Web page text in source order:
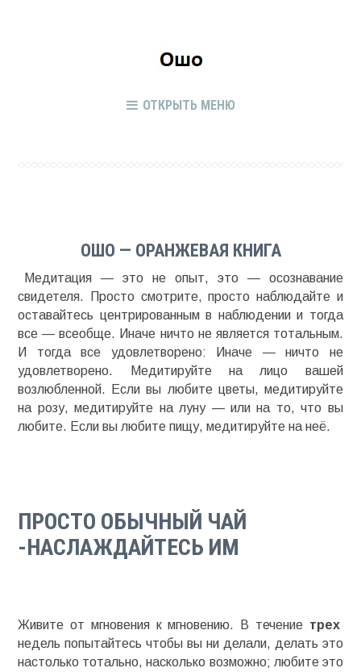
ОТКРЫТЬ МЕНЮ
ОШО — ОРАНЖЕВАЯ КНИГА
Медитация — это не опыт, это — осознавание
свидетеля. Просто смотрите, просто наблюдайте и
оставайтесь центрированным в наблюдении и тогда
все — всеобще. Иначе ничто не является тотальным.
И тогда все удовлетворено: Иначе — ничто не
удовлетворено. Медитируйте на лицо вашей
возлюбленной. Если вы любите цветы, медитируйте
на розу, медитируйте на луну — или на то, что вы
любите. Если вы любите пищу, медитируйте на неё.
ПРОСТО ОБЫЧНЫЙ ЧАЙ
-НАСЛАЖДАЙТЕСЬ ИМ
Живите от мгновения к мгновению. В течениетрех
недель попытайтесь чтобы вы ни делали, делать это
настолько тотально, насколько возможно; любите это